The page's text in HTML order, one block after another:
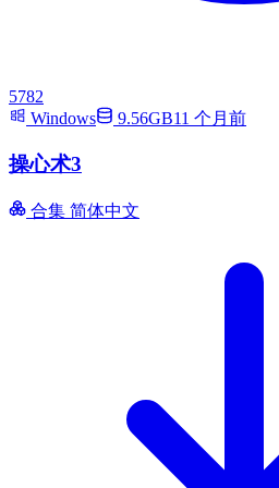
5782
Windows
9.56GB11 个月前
操心术3
合集 简体中文